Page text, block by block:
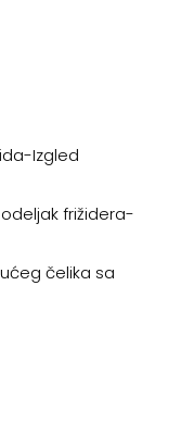
Izgled
frižidera-
čelika sa